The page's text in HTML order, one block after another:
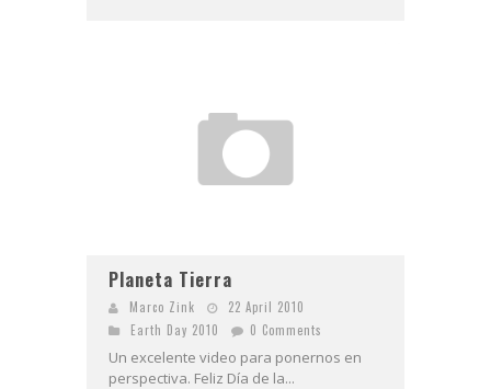
Planeta Tierra
Marco Zink
22 April 2010
Earth Day 2010
0 Comments
Un excelente video para ponernos en
perspectiva. Feliz Día de la...